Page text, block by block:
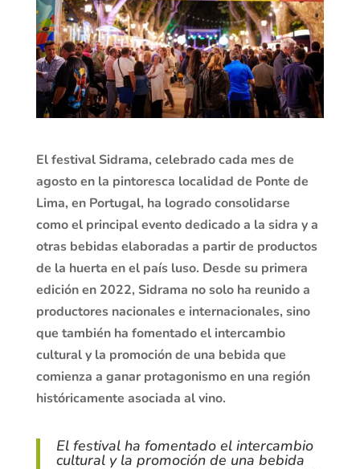
El festival Sidrama, celebrado cada mes de
agosto en la pintoresca localidad de Ponte de
Lima, en Portugal, ha logrado consolidarse
como el principal evento dedicado a la sidra y a
otras bebidas elaboradas a partir de productos
de la huerta en el país luso. Desde su primera
edición en 2022, Sidrama no solo ha reunido a
productores nacionales e internacionales, sino
que también ha fomentado el intercambio
cultural y la promoción de una bebida que
comienza a ganar protagonismo en una región
históricamente asociada al vino.
El festival ha fomentado el intercambio
cultural y la promoción de una bebida